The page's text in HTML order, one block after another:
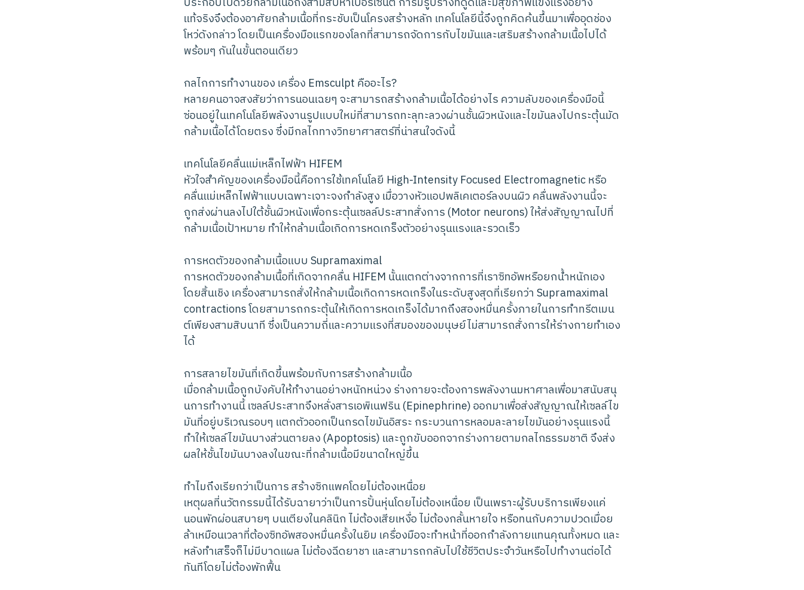
แท้จริงจึงต้องอาศัยกล้ามเนื้อที่กระชับเป็นโครงสร้างหลัก เทคโนโลยีนี้จึงถูกคิดค้นขึ้นมาเพื่ออุดช่อง
โหว่ดังกล่าว โดยเป็นเครื่องมือแรกของโลกที่สามารถจัดการกับไขมันและเสริมสร้างกล้ามเนื้อไปได้
พร้อมๆ กันในขั้นตอนเดียว
กลไกการทำงานของ เครื่อง Emsculpt คืออะไร?
หลายคนอาจสงสัยว่าการนอนเฉยๆ จะสามารถสร้างกล้ามเนื้อได้อย่างไร ความลับของเครื่องมือนี้
ซ่อนอยู่ในเทคโนโลยีพลังงานรูปแบบใหม่ที่สามารถทะลุทะลวงผ่านชั้นผิวหนังและไขมันลงไปกระตุ้นมัด
กล้ามเนื้อได้โดยตรง ซึ่งมีกลไกทางวิทยาศาสตร์ที่น่าสนใจดังนี้
เทคโนโลยีคลื่นแม่เหล็กไฟฟ้า HIFEM
หัวใจสำคัญของเครื่องมือนี้คือการใช้เทคโนโลยี High-Intensity Focused Electromagnetic หรือ
คลื่นแม่เหล็กไฟฟ้าแบบเฉพาะเจาะจงกำลังสูง เมื่อวางหัวแอปพลิเคเตอร์ลงบนผิว คลื่นพลังงานนี้จะ
ถูกส่งผ่านลงไปใต้ชั้นผิวหนังเพื่อกระตุ้นเซลล์ประสาทสั่งการ (Motor neurons) ให้ส่งสัญญาณไปที่
กล้ามเนื้อเป้าหมาย ทำให้กล้ามเนื้อเกิดการหดเกร็งตัวอย่างรุนแรงและรวดเร็ว
การหดตัวของกล้ามเนื้อแบบ Supramaximal
การหดตัวของกล้ามเนื้อที่เกิดจากคลื่น HIFEM นั้นแตกต่างจากการที่เราซิทอัพหรือยกน้ำหนักเอง
โดยสิ้นเชิง เครื่องสามารถสั่งให้กล้ามเนื้อเกิดการหดเกร็งในระดับสูงสุดที่เรียกว่า Supramaximal
contractions โดยสามารถกระตุ้นให้เกิดการหดเกร็งได้มากถึงสองหมื่นครั้งภายในการทำทรีตเมน
ต์เพียงสามสิบนาที ซึ่งเป็นความถี่และความแรงที่สมองของมนุษย์ไม่สามารถสั่งการให้ร่างกายทำเอง
ได้
การสลายไขมันที่เกิดขึ้นพร้อมกับการสร้างกล้ามเนื้อ
เมื่อกล้ามเนื้อถูกบังคับให้ทำงานอย่างหนักหน่วง ร่างกายจะต้องการพลังงานมหาศาลเพื่อมาสนับสนุ
นการทำงานนี้ เซลล์ประสาทจึงหลั่งสารเอพิเนฟริน (Epinephrine) ออกมาเพื่อส่งสัญญาณให้เซลล์ไข
มันที่อยู่บริเวณรอบๆ แตกตัวออกเป็นกรดไขมันอิสระ กระบวนการหลอมละลายไขมันอย่างรุนแรงนี้
ทำให้เซลล์ไขมันบางส่วนตายลง (Apoptosis) และถูกขับออกจากร่างกายตามกลไกธรรมชาติ จึงส่ง
ผลให้ชั้นไขมันบางลงในขณะที่กล้ามเนื้อมีขนาดใหญ่ขึ้น
ทำไมถึงเรียกว่าเป็นการ สร้างซิกแพคโดยไม่ต้องเหนื่อย
เหตุผลที่นวัตกรรมนี้ได้รับฉายาว่าเป็นการปั้นหุ่นโดยไม่ต้องเหนื่อย เป็นเพราะผู้รับบริการเพียงแค่
นอนพักผ่อนสบายๆ บนเตียงในคลินิก ไม่ต้องเสียเหงื่อ ไม่ต้องกลั้นหายใจ หรือทนกับความปวดเมื่อย
ล้าเหมือนเวลาที่ต้องซิทอัพสองหมื่นครั้งในยิม เครื่องมือจะทำหน้าที่ออกกำลังกายแทนคุณทั้งหมด และ
หลังทำเสร็จก็ไม่มีบาดแผล ไม่ต้องฉีดยาชา และสามารถกลับไปใช้ชีวิตประจำวันหรือไปทำงานต่อได้
ทันทีโดยไม่ต้องพักฟื้น